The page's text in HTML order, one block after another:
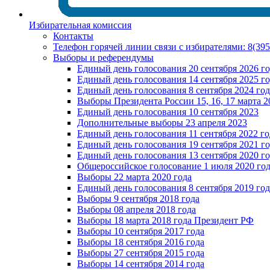
Избирательная комиссия
Контакты
Телефон горячей линии связи с избирателями:
Выборы и референдумы
Единый день голосования 20 сентября 2026
Единый день голосования 14 сентября 2025
Единый день голосования 8 сентября 2024
Выборы Президента России 15, 16, 17 марта
Единый день голосования 10 сентября 2023
Дополнительные выборы 23 апреля 2023
Единый день голосования 11 сентября 2022
Единый день голосования 19 сентября 2021
Единый день голосования 13 сентября 2020
Общероссийское голосование 1 июля 2020
Выборы 22 марта 2020 года
Единый день голосования 8 сентября 2019
Выборы 9 сентября 2018 года
Выборы 08 апреля 2018 года
Выборы 18 марта 2018 года Президент РФ
Выборы 10 сентября 2017 года
Выборы 18 сентября 2016 года
Выборы 27 сентября 2015 года
Выборы 14 сентября 2014 года